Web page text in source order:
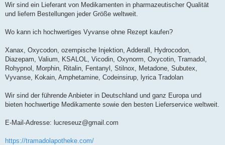
Wir sind ein Lieferant von Medikamenten in pharmazeutischer Qualität
und liefern Bestellungen jeder Größe weltweit.
Wo kann ich hochwertiges Vyvanse ohne Rezept kaufen?
Xanax, Oxycodon, ozempische Injektion, Adderall, Hydrocodon,
Diazepam, Valium, KSALOL, Vicodin, Oxynorm, Oxycotin, Tramadol,
Rohypnol, Morphin, Ritalin, Fentanyl, Stilnox, Metadone, Subutex,
Vyvanse, Kokain, Amphetamine, Codeinsirup, lyrica Tradolan
Wir sind der führende Anbieter in Deutschland und ganz Europa und
bieten hochwertige Medikamente sowie den besten Lieferservice weltweit.
E-Mail-Adresse: lucreseuz@gmail.com
https://tramadolapotheke.com/